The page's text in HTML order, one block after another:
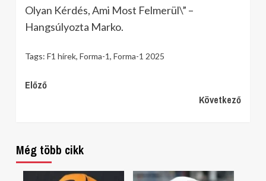
Olyan Kérdés, Ami Most Felmerül\” –
Hangsúlyozta Marko.
Tags: F1 hírek, Forma-1, Forma-1 2025
Continue
Előző
Következő
Még több cikk